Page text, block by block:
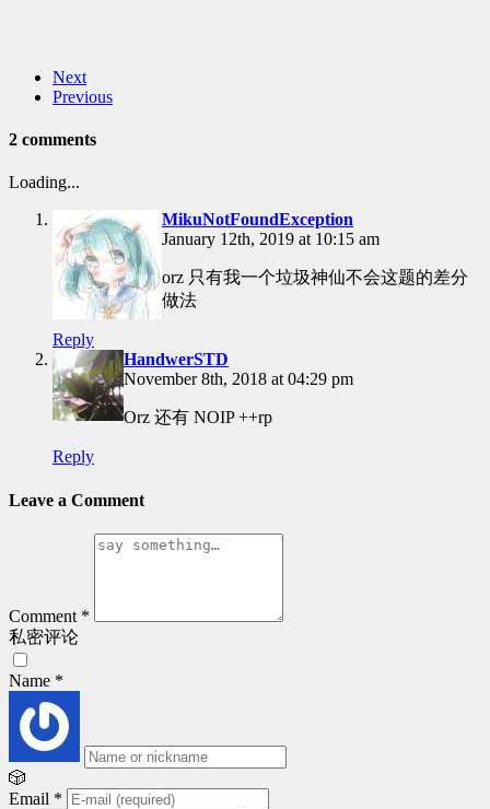
Next
Previous
2 comments
Loading...
MikuNotFoundException
January 12th, 2019 at 10:15 am
orz 只有我一个垃圾神仙不会这题的差分
做法
Reply
HandwerSTD
November 8th, 2018 at 04:29 pm
Orz 还有 NOIP ++rp
Reply
Leave a Comment
Comment *
私密评论
Name *
🎲
Email *